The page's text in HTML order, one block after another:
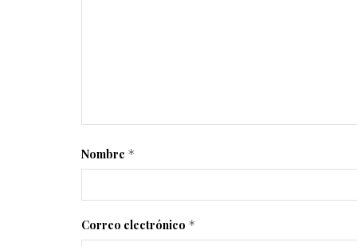
Nombre *
Correo electrónico *